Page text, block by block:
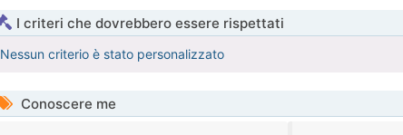
I criteri che dovrebbero essere rispettati
Nessun criterio è stato personalizzato
Conoscere me